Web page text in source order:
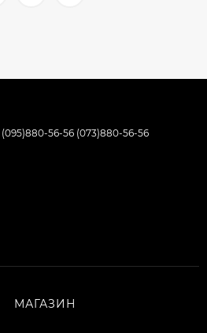
(095)880-56-56 (073)880-56-56
МАГАЗИН